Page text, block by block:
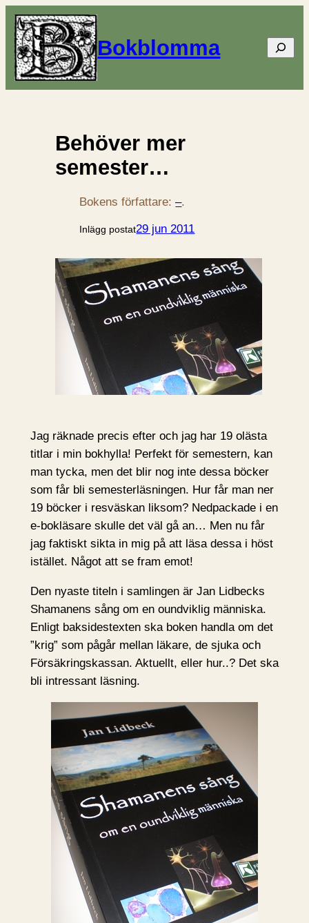
Bokblomma Sök
Behöver mer
semester…
Bokens författare:–.
Inlägg postat29 jun 2011
Jag räknade precis efter och jag har 19 olästa
titlar i min bokhylla! Perfekt för semestern, kan
man tycka, men det blir nog inte dessa böcker
som får bli semesterläsningen. Hur får man ner
19 böcker i resväskan liksom? Nedpackade i en
e-bokläsare skulle det väl gå an… Men nu får
jag faktiskt sikta in mig på att läsa dessa i höst
istället. Något att se fram emot!
Den nyaste titeln i samlingen är Jan Lidbecks
Shamanens sång om en oundviklig människa.
Enligt baksidestexten ska boken handla om det
”krig” som pågår mellan läkare, de sjuka och
Försäkringskassan. Aktuellt, eller hur..? Det ska
bli intressant läsning.